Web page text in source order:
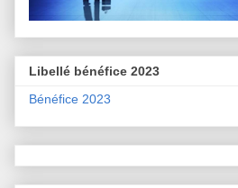
Libellé bénéfice 2023
Bénéfice 2023